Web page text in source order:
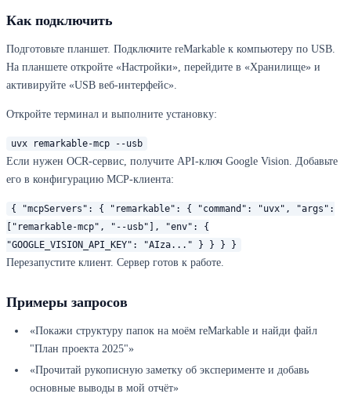
Как подключить
Подготовьте планшет. Подключите reMarkable к компьютеру по USB.
На планшете откройте «Настройки», перейдите в «Хранилище» и
активируйте «USB веб-интерфейс».
Откройте терминал и выполните установку:
uvx remarkable-mcp --usb
Если нужен OCR-сервис, получите API-ключ Google Vision. Добавьте
его в конфигурацию MCP-клиента:
{ "mcpServers": { "remarkable": { "command": "uvx", "args":
["remarkable-mcp", "--usb"], "env": {
"GOOGLE_VISION_API_KEY": "AIza..." } } } }
Перезапустите клиент. Сервер готов к работе.
Примеры запросов
«Покажи структуру папок на моём reMarkable и найди файл
"План проекта 2025"»
«Прочитай рукописную заметку об эксперименте и добавь
основные выводы в мой отчёт»